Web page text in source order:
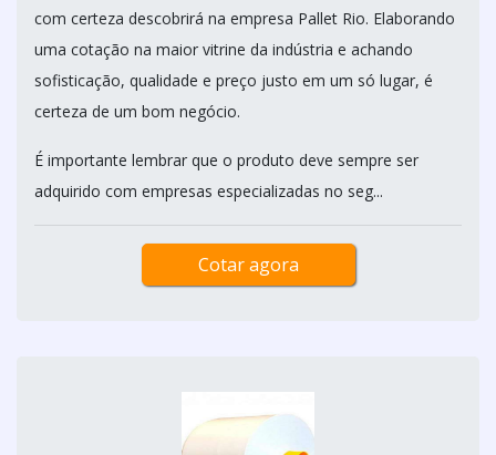
com certeza descobrirá na empresa Pallet Rio. Elaborando
uma cotação na maior vitrine da indústria e achando
sofisticação, qualidade e preço justo em um só lugar, é
certeza de um bom negócio.
É importante lembrar que o produto deve sempre ser
adquirido com empresas especializadas no seg...
Cotar agora